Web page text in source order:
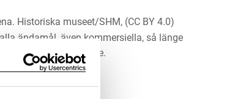
Historiska museet/SHM, (CC BY 4.0)
ändamål, även kommersiella, så länge
och licensgivare.